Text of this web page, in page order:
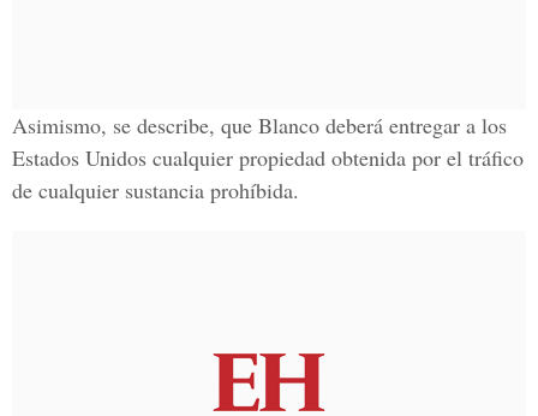
Asimismo, se describe, que Blanco deberá entregar a los
Estados Unidos cualquier propiedad obtenida por el tráfico
de cualquier sustancia prohíbida.